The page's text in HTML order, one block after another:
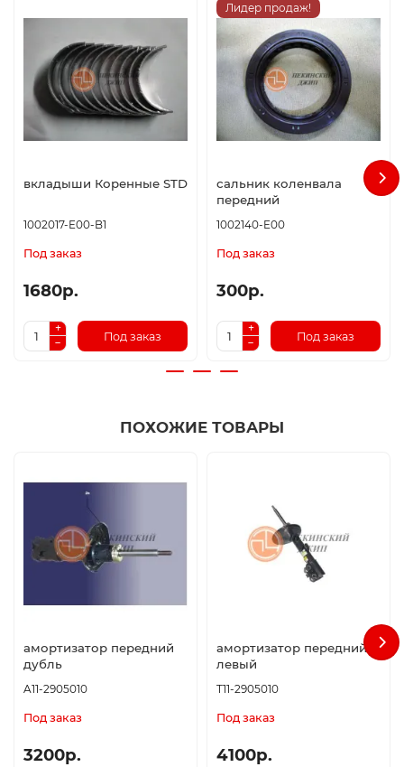
вкладыши Коренные STD
1002017-E00-B1
Под заказ
1680р.
Под заказ
Лидер продаж!
сальник коленвала
передний
1002140-E00
Под заказ
300р.
Под заказ
ПОХОЖИЕ ТОВАРЫ
амортизатор передний
дубль
A11-2905010
Под заказ
3200р.
амортизатор передний
левый
T11-2905010
Под заказ
4100р.